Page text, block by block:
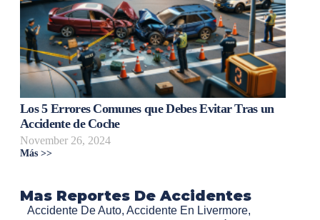
Los 5 Errores Comunes que Debes Evitar Tras un
Accidente de Coche
November 26, 2024
Más >>
Mas Reportes De Accidentes
Accidente De Auto, Accidente En Livermore,